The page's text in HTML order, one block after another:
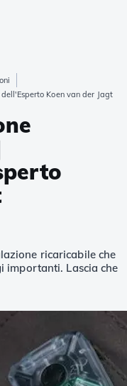
Koen van der Jagt
ricaricabile che
importanti. Lascia che